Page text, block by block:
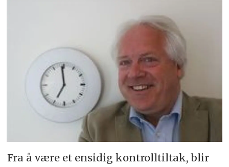
Fra å være et ensidig kontrolltiltak, blir